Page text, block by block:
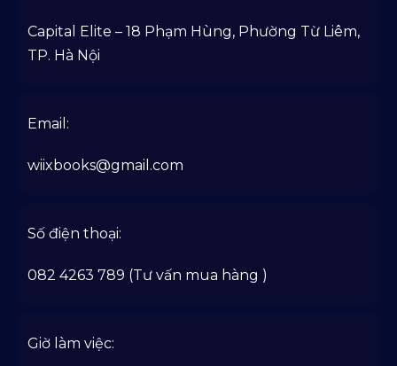
Capital Elite – 18 Phạm Hùng, Phường Từ Liêm,
TP. Hà Nội
Email:
wiixbooks@gmail.com
Số điện thoại:
082 4263 789 (Tư vấn mua hàng )
Giờ làm việc: